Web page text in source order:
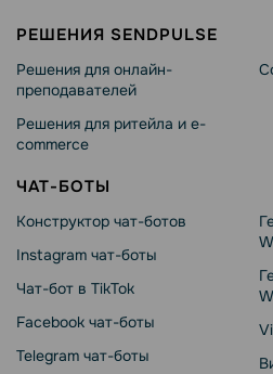
РЕШЕНИЯ SENDPULSE
Решения для онлайн-
преподавателей
Решения для ритейла и e-
commerce
ЧАТ-БОТЫ
Конструктор чат-ботов
Instagram чат-боты
Чат-бот в TikTok
Facebook чат-боты
Telegram чат-боты